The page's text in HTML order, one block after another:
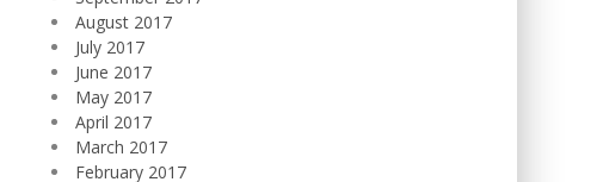
August 2017
July 2017
June 2017
May 2017
April 2017
March 2017
February 2017